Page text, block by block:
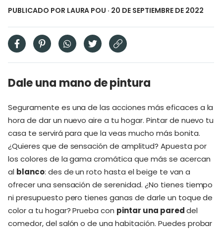
PUBLICADO POR LAURA POU · 20 DE SEPTIEMBRE DE 2022
Dale una mano de pintura
Seguramente es una de las acciones más eficaces a la
hora de dar un nuevo aire a tu hogar. Pintar de nuevo tu
casa te servirá para que la veas mucho más bonita.
¿Quieres que de sensación de amplitud? Apuesta por
los colores de la gama cromática que más se acercan
al blanco: des de un roto hasta el beige te van a
ofrecer una sensación de serenidad. ¿No tienes tiempo
ni presupuesto pero tienes ganas de darle un toque de
color a tu hogar? Prueba con pintar una pareddel
comedor, del salón o de una habitación. Puedes probar